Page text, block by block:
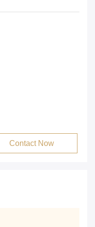
Contact Now